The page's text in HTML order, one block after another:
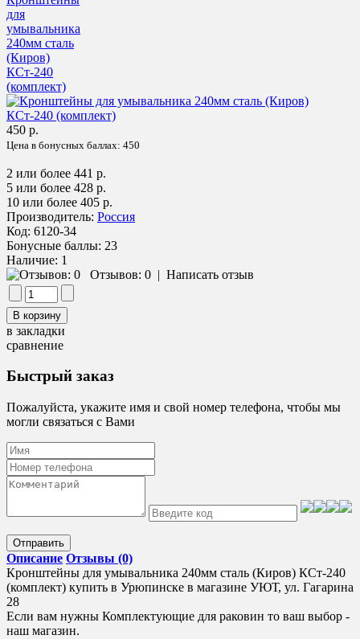
450 р.
Цена в бонусных баллах: 450
2 или более 441 р.
5 или более 428 р.
10 или более 405 р.
Производитель: Россия
Код: 6120-34
Бонусные баллы: 23
Наличие: 1
Отзывов: 0 | Написать отзыв
в закладки
сравнение
Быстрый заказ
Пожалуйста, укажите имя и свой номер телефона, чтобы мы
могли связаться с Вами
Отправить
Описание Отзывы (0)
Кронштейны для умывальника 240мм сталь (Киров) КСт-240
(комплект) купить в Урюпинске в магазине УЮТ, ул. Гагарина
28
Если вам нужны Комплектующие для раковин то ваш выбор -
наш магазин.